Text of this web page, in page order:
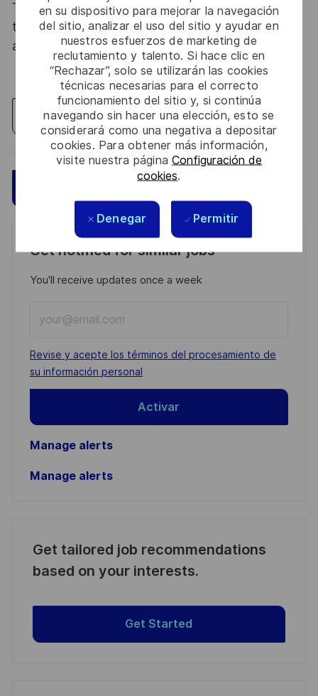
en su dispositivo para mejorar la navegación
del sitio, analizar el uso del sitio y ayudar en
nuestros esfuerzos de marketing de
reclutamiento y talento. Si hace clic en
“Rechazar”, solo se utilizarán las cookies
técnicas necesarias para el correcto
funcionamiento del sitio y, si continúa
navegando sin hacer una elección, esto se
considerará como una negativa a depositar
cookies. Para obtener más información,
visite nuestra páginaConfiguración de
cookies.
Denegar Permitir
Thales, entreprise Handi-Engagée, reconnait
tous les talents. La diversité est notre meilleur
atout. Postulez et rejoignez nous !
Explorar ubicación
Get notified for similar jobs
You'll receive updates once a week
Email
address
(Required)
Required
Revise y acepte los términos del procesamiento de
su información personal
Activar
Manage alerts
Manage alerts
Get tailored job recommendations
based on your interests.
Get Started